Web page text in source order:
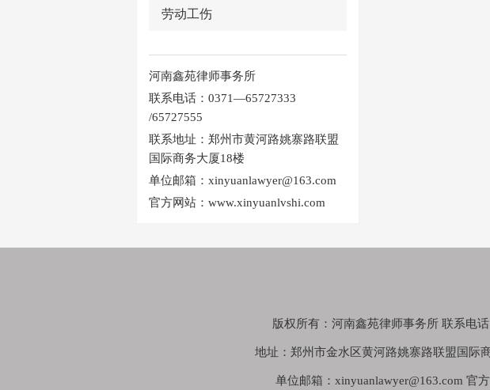
劳动工伤
河南鑫苑律师事务所
联系电话：0371—65727333
/65727555
联系地址：郑州市黄河路姚寨路联盟
国际商务大厦18楼
单位邮箱：xinyuanlawyer@163.com
官方网站：www.xinyuanlvshi.com
版权所有：河南鑫苑律师事务所 联系电
地址：郑州市金水区黄河路姚寨路联盟国际
单位邮箱：xinyuanlawyer@163.com 官